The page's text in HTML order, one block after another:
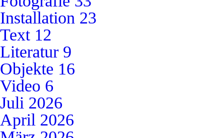
Installation 23
Text 12
Literatur 9
Objekte 16
Video 6
Juli 2026
April 2026